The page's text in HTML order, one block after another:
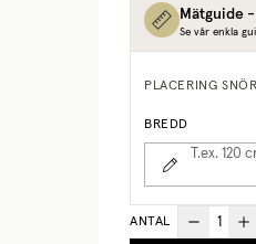
Mätguide
Se vår enkla
PLACERING
BREDD
T.ex. 120
ANTAL